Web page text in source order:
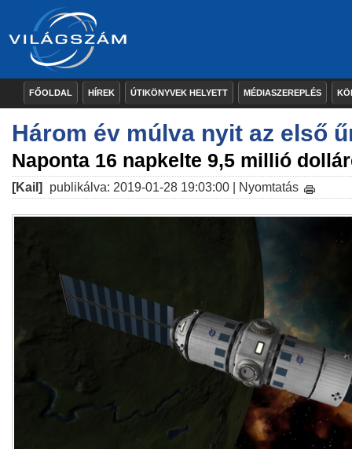
FŐOLDAL HÍREK ÚTIKÖNYVEK HELYETT MÉDIASZEREPLÉS
Három év múlva nyit az első
Naponta 16 napkelte 9,5 millió
[Kail] publikálva: 2019-01-28 19:03:00 | Nyomtatás